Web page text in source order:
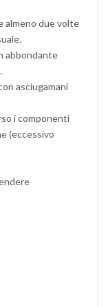
almeno due volte
abbondante
asciugamani
i componenti
(eccessivo